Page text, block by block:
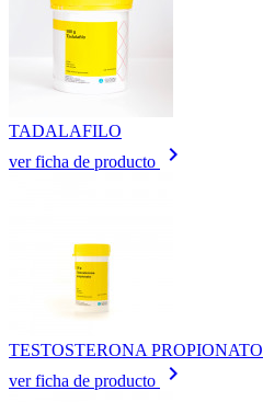
TADALAFILO
ver ficha de producto
keyboard_arrow_right
TESTOSTERONA PROPIONATO
ver ficha de producto
keyboard_arrow_right